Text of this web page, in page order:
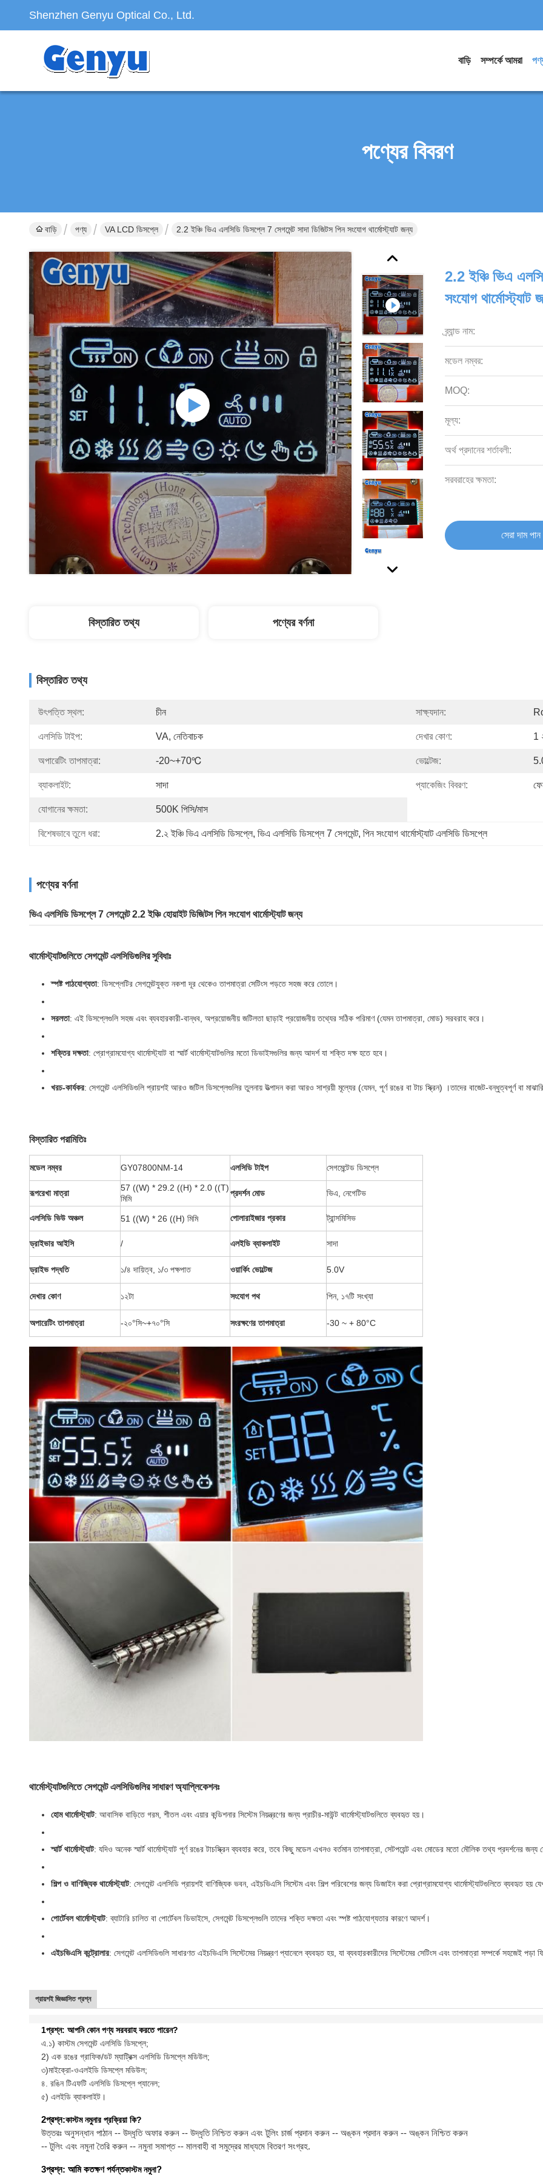
Shenzhen Genyu Optical Co., Ltd.
বাড়ি সম্পর্কে আমরা
পণ্যের বিবরণ
বাড়ি পণ্য VA LCD ডিসপ্লে 2.2 ইঞ্চি ভিএ এলসিডি ডিসপ্লে 7 সেগমেন্ট সাদা ডিজিটস পিন সংযোগ থার্মোস্ট্যাট জন্য
2.2 ইঞ্চি ভিএ
সংযোগ থার্মোস্ট্যাট
ব্র্যান্ড নাম:
মডেল নম্বর:
MOQ:
মূল্য:
অর্থ প্রদানের শর্তাবলী:
সরবরাহের ক্ষমতা:
সেরা দাম পান
বিস্তারিত তথ্য পণ্যের বর্ণনা
বিস্তারিত তথ্য
উৎপত্তি স্থল: চীন সাক্ষ্যদান:
এলসিডি টাইপ: VA, নেতিবাচক দেখার কোণ: 1
অপারেটিং তাপমাত্রা: -20~+70℃ ভোল্টেজ:
ব্যাকলাইট: সাদা প্যাকেজিং বিবরণ:
যোগানের ক্ষমতা: 500K পিসি/মাস
বিশেষভাবে তুলে ধরা: 2.২ ইঞ্চি ভিএ এলসিডি ডিসপ্লে, ভিএ এলসিডি ডিসপ্লে 7 সেগমেন্ট, পিন সংযোগ থার্মোস্ট্যাট এলসিডি ডিসপ্লে
পণ্যের বর্ণনা
ভিএ এলসিডি ডিসপ্লে 7 সেগমেন্ট 2.2 ইঞ্চি হোয়াইট ডিজিটস পিন সংযোগ থার্মোস্ট্যাট জন্য
থার্মোস্ট্যাটগুলিতে সেগমেন্ট এলসিডিগুলির সুবিধাঃ
স্পষ্ট পাঠযোগ্যতা: ডিসপ্লেটির সেগমেন্টযুক্ত নকশা দূর থেকেও তাপমাত্রা সেটিংস পড়তে সহজ করে তোলে।
সরলতা: এই ডিসপ্লেগুলি সহজ এবং ব্যবহারকারী-বান্ধব, অপ্রয়োজনীয় জটিলতা ছাড়াই প্রয়োজনীয় তথ্যের সঠিক পরিমাণ (যেমন তাপমাত্রা, মোড) সরবরাহ করে।
শক্তির দক্ষতা: প্রোগ্রামযোগ্য থার্মোস্ট্যাট বা স্মার্ট থার্মোস্ট্যাটগুলির মতো ডিভাইসগুলির জন্য আদর্শ যা শক্তি দক্ষ হতে হবে।
খরচ-কার্যকর: সেগমেন্ট এলসিডিগুলি প্রায়শই আরও জটিল ডিসপ্লেগুলির তুলনায় উত্পাদন করা আরও সাশ্রয়ী মূল্যের (যেমন, পূর্ণ রঙের বা টাচ স্ক্রিন) ।তাদের বাজেট-বন্ধুত্বপূর্ণ বা
বিস্তারিত পরামিতিঃ
মডেল নম্বর GY07800NM-14 এলসিডি টাইপ সেগমেন্টেড ডিসপ্লে
রূপরেখা মাত্রা
57 ((W) * 29.2 ((H) * 2.0 ((T)
মিমি
প্রদর্শন মোড ভিএ, নেগেটিভ
এলসিডি ভিউ অঞ্চল 51 ((W) * 26 ((H) মিমি পোলারাইজার প্রকার ট্রান্সমিসিভ
ড্রাইভার আইসি / এলইডি ব্যাকলাইট সাদা
ড্রাইভ পদ্ধতি ১/৪ দায়িত্ব, ১/৩ পক্ষপাত ওয়ার্কিং ভোল্টেজ 5.0V
দেখার কোণ ১২টা সংযোগ পথ পিন, ১৭টি সংখ্যা
অপারেটিং তাপমাত্রা -২০°সি~+৭০°সি সংরক্ষণের তাপমাত্রা -30 ~ + 80°C
থার্মোস্ট্যাটগুলিতে সেগমেন্ট এলসিডিগুলির সাধারণ অ্যাপ্লিকেশনঃ
হোম থার্মোস্ট্যাট: আবাসিক বাড়িতে গরম, শীতল এবং এয়ার কন্ডিশনার সিস্টেম নিয়ন্ত্রণের জন্য প্রাচীর-মাউন্ট থার্মোস্ট্যাটগুলিতে ব্যবহৃত হয়।
স্মার্ট থার্মোস্ট্যাট: যদিও অনেক স্মার্ট থার্মোস্ট্যাট পূর্ণ রঙের টাচস্ক্রিন ব্যবহার করে, তবে কিছু মডেল এখনও বর্তমান তাপমাত্রা, সেটপয়েন্ট এবং মোডের মতো মৌলিক তথ্য প্রদর্শনের জন্য
শিল্প ও বাণিজ্যিক থার্মোস্ট্যাট: সেগমেন্ট এলসিডি প্রায়শই বাণিজ্যিক ভবন, এইচভিএসি সিস্টেম এবং শিল্প পরিবেশের জন্য ডিজাইন করা প্রোগ্রামযোগ্য থার্মোস্ট্যাটগুলিতে ব্যবহৃত হয়
পোর্টেবল থার্মোস্ট্যাট: ব্যাটারি চালিত বা পোর্টেবল ডিভাইসে, সেগমেন্ট ডিসপ্লেগুলি তাদের শক্তি দক্ষতা এবং স্পষ্ট পাঠযোগ্যতার কারণে আদর্শ।
এইচভিএসি কন্ট্রোলার: সেগমেন্ট এলসিডিগুলি সাধারণত এইচভিএসি সিস্টেমের নিয়ন্ত্রণ প্যানেলে ব্যবহৃত হয়, যা ব্যবহারকারীদের সিস্টেমের সেটিংস এবং তাপমাত্রা সম্পর্কে সহজেই পড়া
প্রায়শই জিজ্ঞাসিত প্রশ্ন
1প্রশ্ন: আপনি কোন পণ্য সরবরাহ করতে পারেন?
এ.১) কাস্টম সেগমেন্ট এলসিডি ডিসপ্লে;
2) এক রঙের গ্রাফিক/ডট ম্যাট্রিক্স এলসিডি ডিসপ্লে মডিউল;
৩)মাইক্রো-ওএলইডি ডিসপ্লে মডিউল;
৪. রঙিন টিএফটি এলসিডি ডিসপ্লে প্যানেল;
৫) এলইডি ব্যাকলাইট।
2প্রশ্ন:কাস্টম নমুনার প্রক্রিয়া কি?
উত্তরঃ অনুসন্ধান পাঠান -- উদ্ধৃতি অফার করুন -- উদ্ধৃতি নিশ্চিত করুন এবং টুলিং চার্জ প্রদান করুন -- অঙ্কন প্রদান করুন -- অঙ্কন নিশ্চিত করুন
-- টুলিং এবং নমুনা তৈরি করুন -- নমুনা সমাপ্ত -- মালবাহী বা সমুদ্রের মাধ্যমে বিতরণ সংগ্রহ.
3প্রশ্ন: আমি কতক্ষণ পর্যন্তকাস্টম নমুনা?